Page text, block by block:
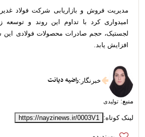
مدیریت فروش و بازاریابی شرکت فولاد غدیر
امیدواری کرد با تداوم این روند و
لجستیک، حجم صادرات محصولات فولادی این
افزایش یابد.
خبرنگار :راضیه دیانت
منبع: تولیدی
لینک کوتاه: https://nayzinews.ir/0003V1